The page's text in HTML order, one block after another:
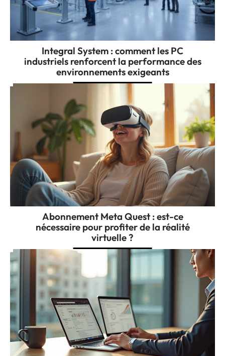
Integral System : comment les PC
industriels renforcent la performance des
environnements exigeants
Abonnement Meta Quest : est-ce
nécessaire pour profiter de la réalité
virtuelle ?